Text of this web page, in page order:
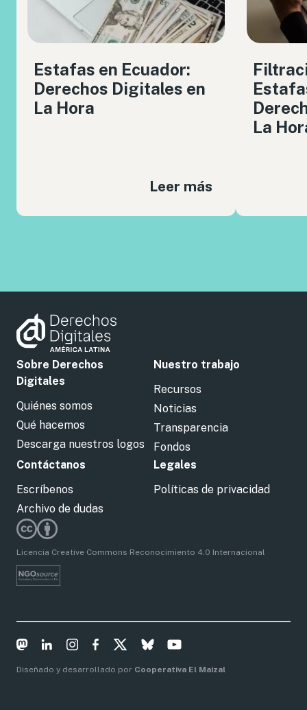
Estafas en Ecuador:
Derechos Digitales en
La Hora
Leer más
La
Sobre Derechos
Digitales
Quiénes somos
Qué hacemos
Descarga nuestros logos
Nuestro trabajo
Recursos
Noticias
Transparencia
Fondos
Contáctanos
Escríbenos
Archivo de dudas
Legales
Políticas de privacidad
Licencia Creative Commons Reconocimiento 4.0 Internacional
Diseñado y desarrollado por Cooperativa El Maizal